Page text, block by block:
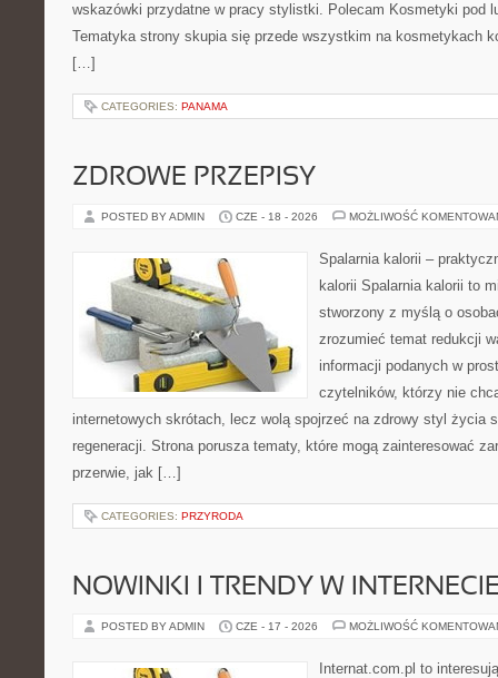
wskazówki przydatne w pracy stylistki. Polecam Kosmetyki pod
Tematyka strony skupia się przede wszystkim na kosmetykach
[…]
CATEGORIES: PANAMA
ZDROWE PRZEPISY
POSTED BY ADMIN CZE - 18 - 2026 MOŻLIWOŚĆ
Spalarnia kalorii –
kalorii Spalarnia kalorii to
stworzony z myślą o
zrozumieć temat redukcji
informacji podanych w
czytelników, którzy nie
internetowych skrótach, lecz wolą spojrzeć na zdrowy styl życia
regeneracji. Strona porusza tematy, które mogą zainteresować
przerwie, jak […]
CATEGORIES: PRZYRODA
NOWINKI I TRENDY W
POSTED BY ADMIN CZE - 17 - 2026 MOŻLIWOŚĆ
Internat.com.pl to